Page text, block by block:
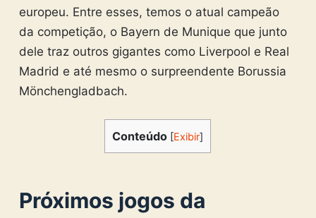
europeu. Entre esses, temos o atual campeão
da competição, o Bayern de Munique que junto
dele traz outros gigantes como Liverpool e Real
Madrid e até mesmo o surpreendente Borussia
Mönchengladbach.
Conteúdo [Exibir]
Próximos jogos da